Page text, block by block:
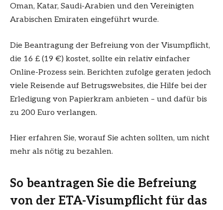
Oman, Katar, Saudi-Arabien und den Vereinigten
Arabischen Emiraten eingeführt wurde.
Die Beantragung der Befreiung von der Visumpflicht,
die 16 £ (19 €) kostet, sollte ein relativ einfacher
Online-Prozess sein. Berichten zufolge geraten jedoch
viele Reisende auf Betrugswebsites, die Hilfe bei der
Erledigung von Papierkram anbieten – und dafür bis
zu 200 Euro verlangen.
Hier erfahren Sie, worauf Sie achten sollten, um nicht
mehr als nötig zu bezahlen.
So beantragen Sie die Befreiung
von der ETA-Visumpflicht für das